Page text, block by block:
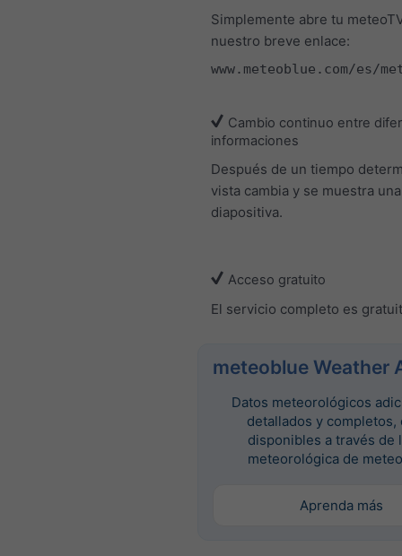
Simplemente abre tu
nuestro breve enlace:
www.meteoblue.com/es/
Cambio continuo entre
informaciones
Después de un tiempo
vista cambia y se muestra
diapositiva.
Acceso gratuito
El servicio completo es
meteoblue Weather
Datos meteorológicos
detallados y completos,
disponibles a través de
meteorológica de
Aprenda más